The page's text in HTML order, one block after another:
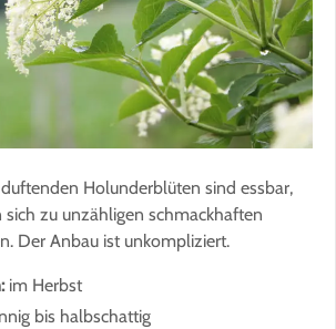
Holunderblüten sind essbar,
sich zu unzähligen schmackhaften
Der Anbau ist unkompliziert.
im Herbst
bis halbschattig